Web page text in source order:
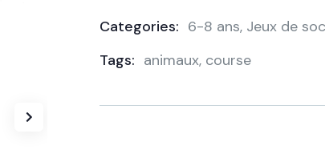
Categories: 6-8 ans, Jeux de
Tags: animaux, course